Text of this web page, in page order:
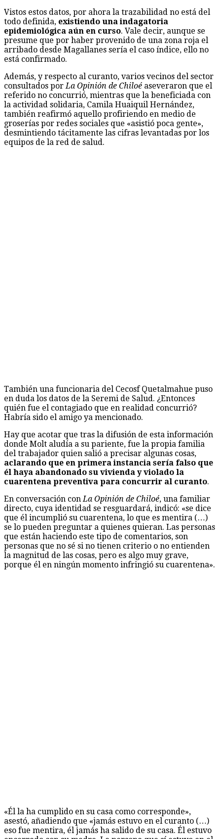
Vistos estos datos, por ahora la trazabilidad no está del
todo definida, existiendo una indagatoria
epidemiológica aún en curso. Vale decir, aunque se
presume que por haber provenido de una zona roja el
arribado desde Magallanes sería el caso índice, ello no
está confirmado.
Además, y respecto al curanto, varios vecinos del sector
consultados por La Opinión de Chiloé aseveraron que el
referido no concurrió, mientras que la beneficiada con
la actividad solidaria, Camila Huaiquil Hernández,
también reafirmó aquello profiriendo en medio de
groserías por redes sociales que «asistió poca gente»,
desmintiendo tácitamente las cifras levantadas por los
equipos de la red de salud.
También una funcionaria del Cecosf Quetalmahue puso
en duda los datos de la Seremi de Salud. ¿Entonces
quién fue el contagiado que en realidad concurrió?
Habría sido el amigo ya mencionado.
Hay que acotar que tras la difusión de esta información
donde Molt aludía a su pariente, fue la propia familia
del trabajador quien salió a precisar algunas cosas,
aclarando que en primera instancia sería falso que
él haya abandonado su vivienda y violado la
cuarentena preventiva para concurrir al curanto.
En conversación con La Opinión de Chiloé, una familiar
directo, cuya identidad se resguardará, indicó: «se dice
que él incumplió su cuarentena, lo que es mentira (…)
se lo pueden preguntar a quienes quieran. Las personas
que están haciendo este tipo de comentarios, son
personas que no sé si no tienen criterio o no entienden
la magnitud de las cosas, pero es algo muy grave,
porque él en ningún momento infringió su cuarentena».
«Él la ha cumplido en su casa como corresponde»,
asestó, añadiendo que «jamás estuvo en el curanto (…)
eso fue mentira, él jamás ha salido de su casa. Él estuvo